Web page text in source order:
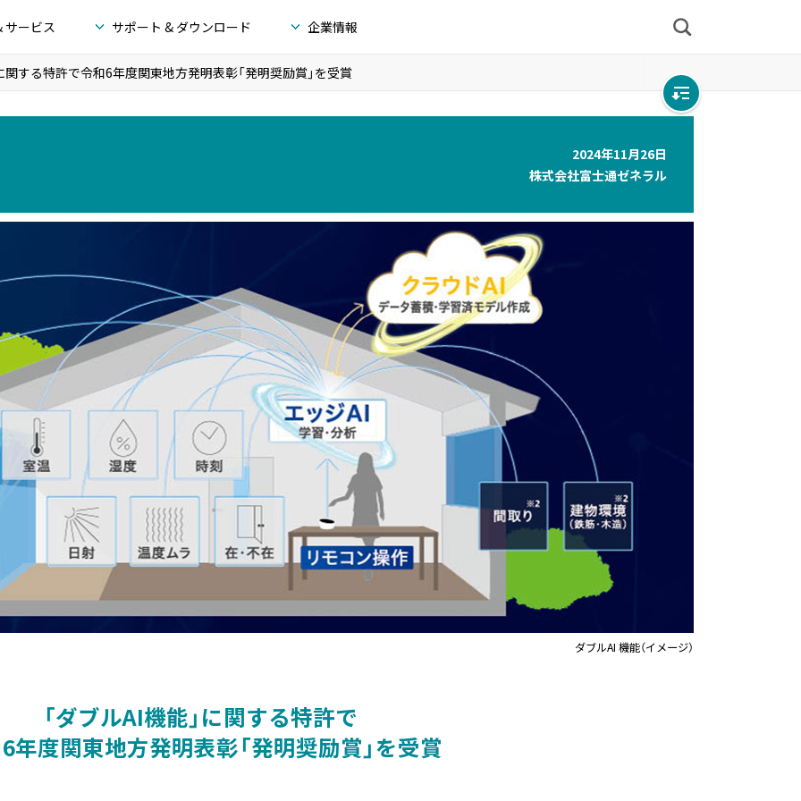
サービス サポート & ダウンロード
企業情報
関する特許で令和6年度関東地方発明表彰「発明奨励賞」を受賞
Open
navigation
2024年11月26日
株式会社富士通ゼネラル
ダブルAI 機能（イメージ）
「ダブルAI機能」に関する特許で
年度関東地方発明表彰「発明奨励賞」を受賞